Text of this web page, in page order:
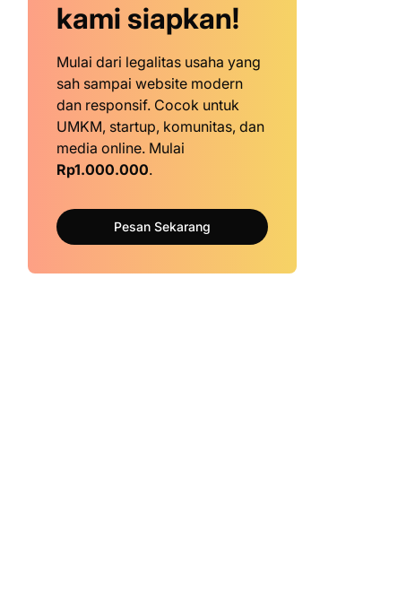
kami siapkan!
Mulai dari legalitas usaha yang
sah sampai website modern
dan responsif. Cocok untuk
UMKM, startup, komunitas, dan
media online. Mulai
Rp1.000.000.
Pesan Sekarang